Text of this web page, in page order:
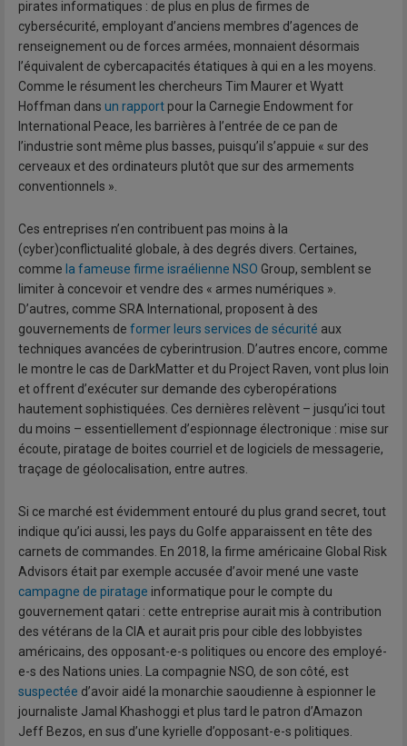
pirates informatiques : de plus en plus de firmes de
cybersécurité, employant d’anciens membres d’agences de
renseignement ou de forces armées, monnaient désormais
l’équivalent de cybercapacités étatiques à qui en a les moyens.
Comme le résument les chercheurs Tim Maurer et Wyatt
Hoffman dans un rapport pour la Carnegie Endowment for
International Peace, les barrières à l’entrée de ce pan de
l’industrie sont même plus basses, puisqu’il s’appuie « sur des
cerveaux et des ordinateurs plutôt que sur des armements
conventionnels ».
Ces entreprises n’en contribuent pas moins à la
(cyber)conflictualité globale, à des degrés divers. Certaines,
comme la fameuse firme israélienne NSO Group, semblent se
limiter à concevoir et vendre des « armes numériques ».
D’autres, comme SRA International, proposent à des
gouvernements de former leurs services de sécurité aux
techniques avancées de cyberintrusion. D’autres encore, comme
le montre le cas de DarkMatter et du Project Raven, vont plus loin
et offrent d’exécuter sur demande des cyberopérations
hautement sophistiquées. Ces dernières relèvent – jusqu’ici tout
du moins – essentiellement d’espionnage électronique : mise sur
écoute, piratage de boites courriel et de logiciels de messagerie,
traçage de géolocalisation, entre autres.
Si ce marché est évidemment entouré du plus grand secret, tout
indique qu’ici aussi, les pays du Golfe apparaissent en tête des
carnets de commandes. En 2018, la firme américaine Global Risk
Advisors était par exemple accusée d’avoir mené une vaste
campagne de piratage informatique pour le compte du
gouvernement qatari : cette entreprise aurait mis à contribution
des vétérans de la CIA et aurait pris pour cible des lobbyistes
américains, des opposant-e-s politiques ou encore des employé-
e-s des Nations unies. La compagnie NSO, de son côté, est
suspectée d’avoir aidé la monarchie saoudienne à espionner le
journaliste Jamal Khashoggi et plus tard le patron d’Amazon
Jeff Bezos, en sus d’une kyrielle d’opposant-e-s politiques.